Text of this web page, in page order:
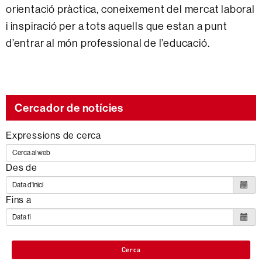
orientació pràctica, coneixement del mercat laboral
i inspiració per a tots aquells que estan a punt
d’entrar al món professional de l’educació.
Cercador de notícies
Expressions de cerca
Des de
Fins a
Cerca